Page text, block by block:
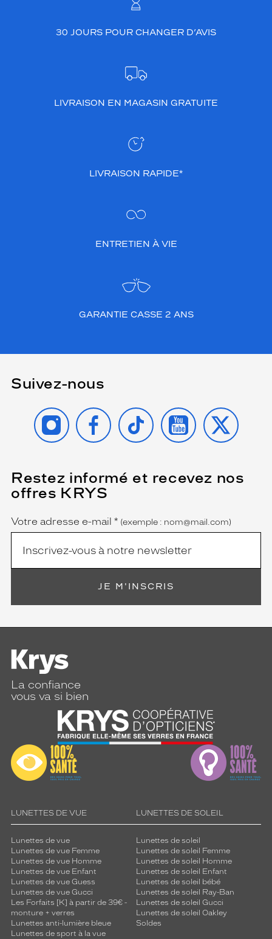
é
monture
Détails
techniques
Genre
Forme
de
monture
Ovale
Couleur
monture
30 JOURS POUR CHANGER D’AVIS
LIVRAISON EN MAGASIN GRATUITE
LIVRAISON RAPIDE*
ENTRETIEN À VIE
GARANTIE CASSE 2 ANS
Suivez-nous
INSTAGRAMFACEBOOK
TIKTOK YOUTUBE
X
Restez informé et recevez nos
offres KRYS
Name
Votre adresse e-mail *
(Ce
champ
est
(exemple : nom@mail.com)
JE M'INSCRIS
La confiance
vous va si bien
LUNETTES DE VUE
Lunettes de vue
Lunettes de vue Femme
Lunettes de vue Homme
Lunettes de vue Enfant
Lunettes de vue Guess
Lunettes de vue Gucci
Les Forfaits [K] à partir de 39€ -
monture + verres
Lunettes anti-lumière bleue
Lunettes de sport à la vue
LUNETTES DE SOLEIL
Lunettes de soleil
Lunettes de soleil Femme
Lunettes de soleil Homme
Lunettes de soleil Enfant
Lunettes de soleil bébé
Lunettes de soleil Ray-Ban
Lunettes de soleil Gucci
Lunettes de soleil Oakley
Soldes